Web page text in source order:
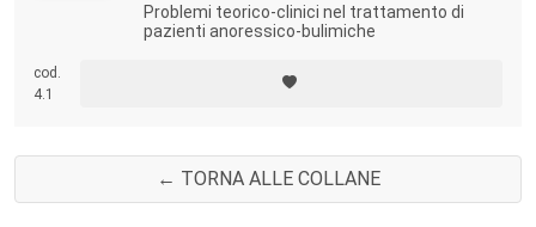
Problemi teorico-clinici nel trattamento di
pazienti anoressico-bulimiche
cod.
4.1
← TORNA ALLE COLLANE